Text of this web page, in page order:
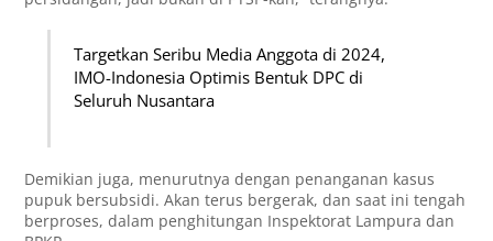
Targetkan Seribu Media Anggota di 2024,
IMO-Indonesia Optimis Bentuk DPC di
Seluruh Nusantara
Demikian juga, menurutnya dengan penanganan kasus
pupuk bersubsidi. Akan terus bergerak, dan saat ini tengah
berproses, dalam penghitungan Inspektorat Lampura dan